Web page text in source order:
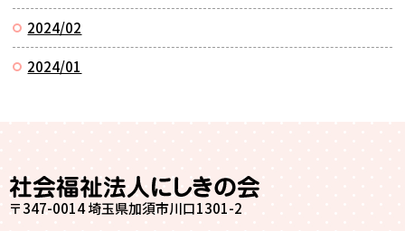
2024/02
2024/01
〒347-0014 埼玉県加須市川口1301-2